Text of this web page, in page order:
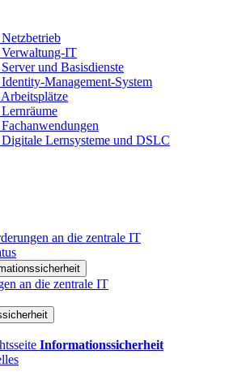
IT
und Basisdienste
Management-System
Lernsysteme und DSLC
an die zentrale IT
an die zentrale IT
Informationssicherheit